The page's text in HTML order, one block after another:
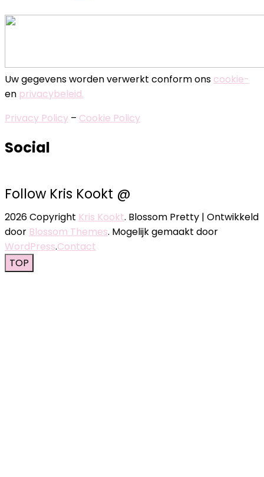
Uw gegevens worden verwerkt conform ons cookie-
en privacybeleid.
Privacy Policy – Cookie Policy
Social
Follow Kris Kookt @
2026 Copyright Kris Kookt. Blossom Pretty | Ontwikkeld
door Blossom Themes. Mogelijk gemaakt door
WordPress.Contact
TOP